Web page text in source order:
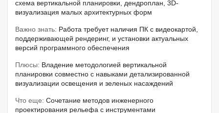
схема вертикальной планировки, дендроплан, 3D-
визуализация малых архитектурных форм
Важно знать: Работа требует наличия ПК с видеокартой,
поддерживающей рендеринг, и установки актуальных
версий программного обеспечения
Плюсы: Владение методологией вертикальной
планировки совместно с навыками детализированной
визуализации освещения и зеленых насаждений
Что еще: Сочетание методов инженерного
проектирования рельефа с инструментами